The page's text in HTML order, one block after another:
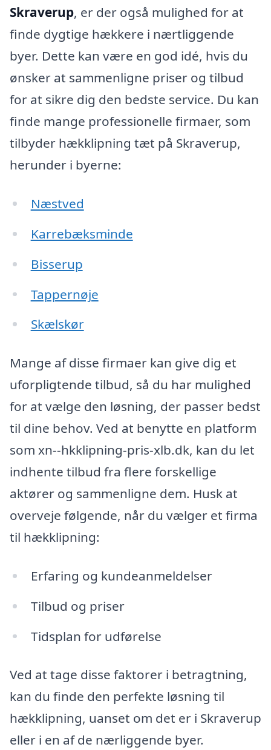
Skraverup, er der også mulighed for at
finde dygtige hækkere i nærtliggende
byer. Dette kan være en god idé, hvis du
ønsker at sammenligne priser og tilbud
for at sikre dig den bedste service. Du kan
finde mange professionelle firmaer, som
tilbyder hækklipning tæt på Skraverup,
herunder i byerne:
Næstved
Karrebæksminde
Bisserup
Tappernøje
Skælskør
Mange af disse firmaer kan give dig et
uforpligtende tilbud, så du har mulighed
for at vælge den løsning, der passer bedst
til dine behov. Ved at benytte en platform
som xn--hkklipning-pris-xlb.dk, kan du let
indhente tilbud fra flere forskellige
aktører og sammenligne dem. Husk at
overveje følgende, når du vælger et firma
til hækklipning:
Erfaring og kundeanmeldelser
Tilbud og priser
Tidsplan for udførelse
Ved at tage disse faktorer i betragtning,
kan du finde den perfekte løsning til
hækklipning, uanset om det er i Skraverup
eller i en af de nærliggende byer.